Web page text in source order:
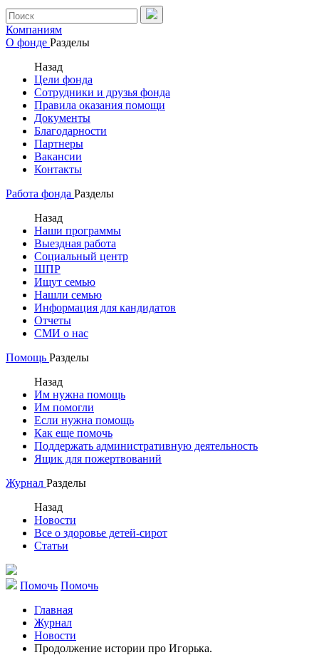
Компаниям
О фонде Разделы
Назад
Цели фонда
Сотрудники и друзья фонда
Правила оказания помощи
Документы
Благодарности
Партнеры
Вакансии
Контакты
Работа фонда Разделы
Назад
Наши программы
Выездная работа
Социальный центр
ШПР
Ищут семью
Нашли семью
Информация для кандидатов
Отчеты
СМИ о нас
Помощь Разделы
Назад
Им нужна помощь
Им помогли
Если нужна помощь
Как еще помочь
Поддержать административную деятельность
Ящик для пожертвований
Журнал Разделы
Назад
Новости
Все о здоровье детей-сирот
Статьи
Помочь Помочь
Главная
Журнал
Новости
Продолжение истории про Игорька.